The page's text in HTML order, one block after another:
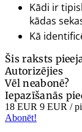
Kādi ir
kādas
Kā
Šis raksts
Autorizējies
Vēl neabonē?
Iepazīšanās
18 EUR 9 EUR /
Abonēt!